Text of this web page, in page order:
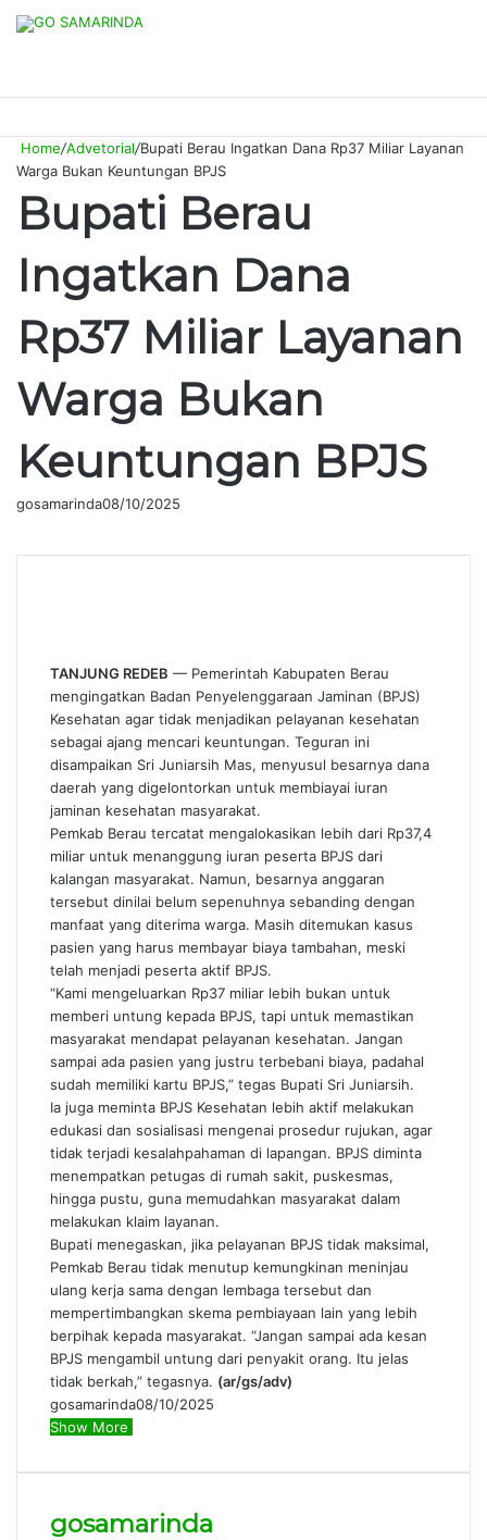
skin
for
Home/Advetorial/Bupati Berau Ingatkan Dana Rp37 Miliar Layanan
Warga Bukan Keuntungan BPJS
Bupati Berau
Ingatkan Dana
Rp37 Miliar Layanan
Warga Bukan
Keuntungan BPJS
gosamarinda08/10/2025
TANJUNG REDEB — Pemerintah Kabupaten Berau
mengingatkan Badan Penyelenggaraan Jaminan (BPJS)
Kesehatan agar tidak menjadikan pelayanan kesehatan
sebagai ajang mencari keuntungan. Teguran ini
disampaikan Sri Juniarsih Mas, menyusul besarnya dana
daerah yang digelontorkan untuk membiayai iuran
jaminan kesehatan masyarakat.
Pemkab Berau tercatat mengalokasikan lebih dari Rp37,4
miliar untuk menanggung iuran peserta BPJS dari
kalangan masyarakat. Namun, besarnya anggaran
tersebut dinilai belum sepenuhnya sebanding dengan
manfaat yang diterima warga. Masih ditemukan kasus
pasien yang harus membayar biaya tambahan, meski
telah menjadi peserta aktif BPJS.
“Kami mengeluarkan Rp37 miliar lebih bukan untuk
memberi untung kepada BPJS, tapi untuk memastikan
masyarakat mendapat pelayanan kesehatan. Jangan
sampai ada pasien yang justru terbebani biaya, padahal
sudah memiliki kartu BPJS,” tegas Bupati Sri Juniarsih.
Ia juga meminta BPJS Kesehatan lebih aktif melakukan
edukasi dan sosialisasi mengenai prosedur rujukan, agar
tidak terjadi kesalahpahaman di lapangan. BPJS diminta
menempatkan petugas di rumah sakit, puskesmas,
hingga pustu, guna memudahkan masyarakat dalam
melakukan klaim layanan.
Bupati menegaskan, jika pelayanan BPJS tidak maksimal,
Pemkab Berau tidak menutup kemungkinan meninjau
ulang kerja sama dengan lembaga tersebut dan
mempertimbangkan skema pembiayaan lain yang lebih
berpihak kepada masyarakat. “Jangan sampai ada kesan
BPJS mengambil untung dari penyakit orang. Itu jelas
tidak berkah,” tegasnya. (ar/gs/adv)
gosamarinda08/10/2025
Show More
gosamarinda